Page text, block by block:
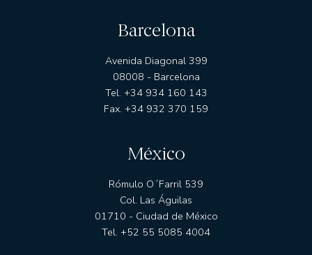
Barcelona
Avenida Diagonal 399
08008 - Barcelona
Tel. +34 934 160 143
Fax. +34 932 370 159
México
Rómulo O´Farril 539
Col. Las Águilas
01710 - Ciudad de México
Tel. +52 55 5085 4004